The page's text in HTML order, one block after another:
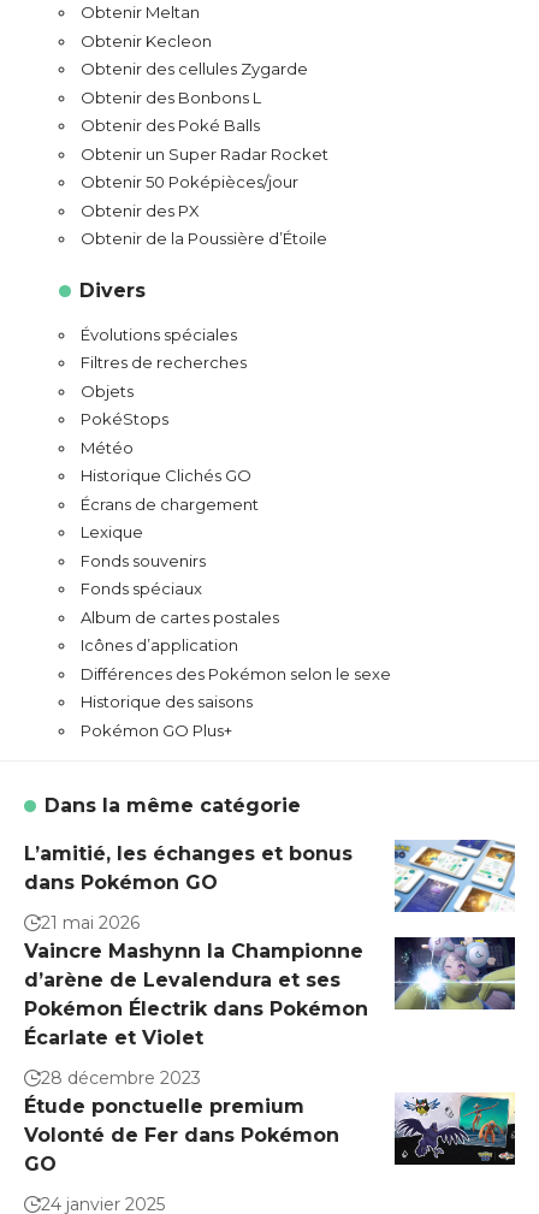
Obtenir Meltan
Obtenir Kecleon
Obtenir des cellules Zygarde
Obtenir des Bonbons L
Obtenir des Poké Balls
Obtenir un Super Radar Rocket
Obtenir 50 Poképièces/jour
Obtenir des PX
Obtenir de la Poussière d’Étoile
Divers
Évolutions spéciales
Filtres de recherches
Objets
PokéStops
Météo
Historique Clichés GO
Écrans de chargement
Lexique
Fonds souvenirs
Fonds spéciaux
Album de cartes postales
Icônes d’application
Différences des Pokémon selon le sexe
Historique des saisons
Pokémon GO Plus+
Dans la même catégorie
L’amitié, les échanges et bonus
dans Pokémon GO
21 mai 2026
Vaincre Mashynn la Championne
d’arène de Levalendura et ses
Pokémon Électrik dans Pokémon
Écarlate et Violet
28 décembre 2023
Étude ponctuelle premium
Volonté de Fer dans Pokémon
GO
24 janvier 2025